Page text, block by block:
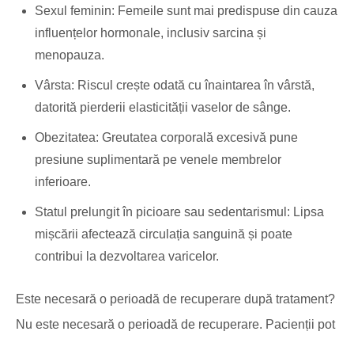
Sexul feminin: Femeile sunt mai predispuse din cauza
influențelor hormonale, inclusiv sarcina și
menopauza.
Vârsta: Riscul crește odată cu înaintarea în vârstă,
datorită pierderii elasticității vaselor de sânge.
Obezitatea: Greutatea corporală excesivă pune
presiune suplimentară pe venele membrelor
inferioare.
Statul prelungit în picioare sau sedentarismul: Lipsa
mișcării afectează circulația sanguină și poate
contribui la dezvoltarea varicelor.
Este necesară o perioadă de recuperare după tratament?
Nu este necesară o perioadă de recuperare. Pacienții pot